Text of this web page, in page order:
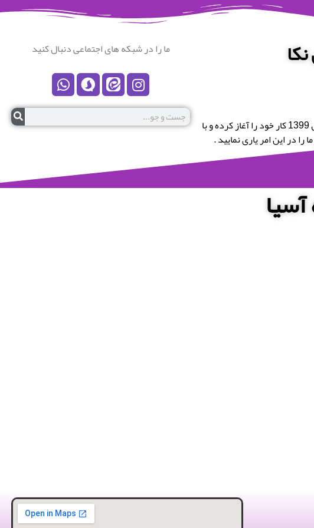
به پایگاه خبری و تفریحی شهرستان نکا خوش آمدید.این پایگاه در سال 1399 کار خود را آغاز کرده و با
در این امر یاری نمایید .
ما را در شبکه های اجتماعی دنبال کنید